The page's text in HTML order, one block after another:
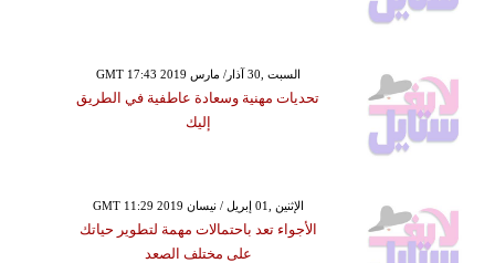
GMT 17:43 2019 السبت ,30 آذار/ مارس
تحديات مهنية وسعادة عاطفية في الطريق
إليك
GMT 11:29 2019 الإثنين ,01 إبريل / نيسان
الأجواء تعد باحتمالات مهمة لتطوير حياتك
على مختلف الصعد